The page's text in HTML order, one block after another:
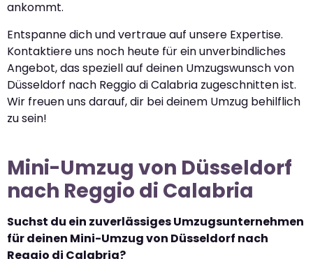
ankommt.
Entspanne dich und vertraue auf unsere Expertise.
Kontaktiere uns noch heute für ein unverbindliches
Angebot, das speziell auf deinen Umzugswunsch von
Düsseldorf nach Reggio di Calabria zugeschnitten ist.
Wir freuen uns darauf, dir bei deinem Umzug behilflich
zu sein!
Mini-Umzug von Düsseldorf
nach Reggio di Calabria
Suchst du ein zuverlässiges Umzugsunternehmen
für deinen Mini-Umzug von Düsseldorf nach
Reggio di Calabria?